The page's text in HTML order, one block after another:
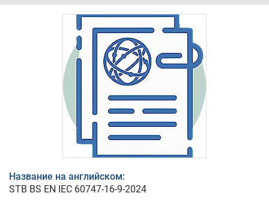
Название на английском:
STB BS EN IEC 60747-16-9-2024